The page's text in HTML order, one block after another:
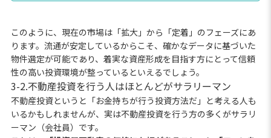
このように、現在の市場は「拡大」から「定着」のフェーズにあ
ります。流通が安定しているからこそ、確かなデータに基づいた
物件選定が可能であり、着実な資産形成を目指す方にとって信頼
性の高い投資環境が整っているといえるでしょう。
3-2.不動産投資を行う人はほとんどがサラリーマン
不動産投資というと「お金持ちが行う投資方法だ」と考える人も
いるかもしれませんが、実は不動産投資を行う方の多くがサラリ
ーマン（会社員）です。